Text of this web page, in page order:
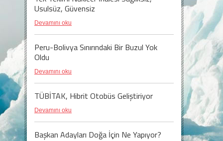
Usulsüz, Güvensiz
Devamını oku
Peru-Bolivya Sınırındaki Bir Buzul Yok
Oldu
Devamını oku
TÜBİTAK, Hibrit Otobüs Geliştiriyor
Devamını oku
Başkan Adayları Doğa İçin Ne Yapıyor?